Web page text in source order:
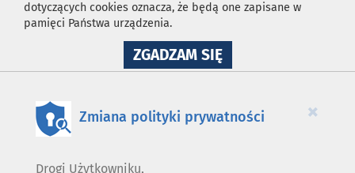
dotyczących cookies oznacza, że będą one zapisane w
pamięci Państwa urządzenia.
ZGADZAM SIĘNA
WYKORZYSTANIE
×
Zmiana polityki prywatności
Drogi Użytkowniku,